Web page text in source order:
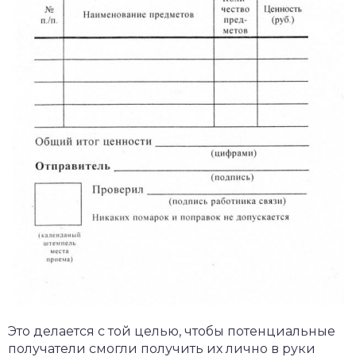
Это делается с той целью, чтобы потенциальные
получатели смогли получить их лично в руки